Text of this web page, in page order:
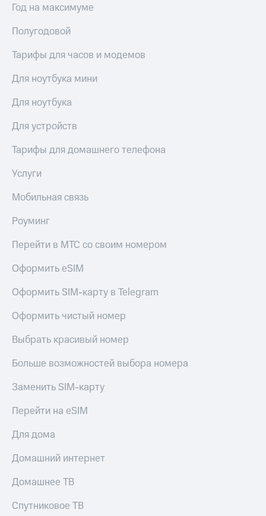
Год на максимуме
Полугодовой
Тарифы для часов и модемов
Для ноутбука мини
Для ноутбука
Для устройств
Тарифы для домашнего телефона
Услуги
Мобильная связь
Роуминг
Перейти в МТС со своим номером
Оформить eSIM
Оформить SIM-карту в Telegram
Оформить чистый номер
Выбрать красивый номер
Больше возможностей выбора номера
Заменить SIM-карту
Перейти на eSIM
Для дома
Домашний интернет
Домашнее ТВ
Спутниковое ТВ